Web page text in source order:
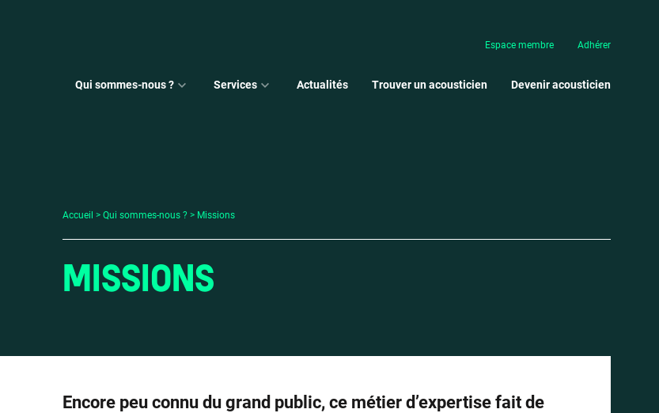
Qui sommes-nous ? Services Actualités Trouver un acousticien Devenir acousticien
Espace membre Adhérer
Accueil Qui sommes-nous ? Missions
MISSIONS
Encore peu connu du grand public, ce métier d’expertise fait de